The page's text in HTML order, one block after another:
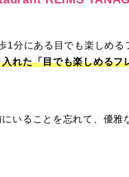
分にある目でも楽しめる
れた「目でも楽しめるフ
いることを忘れて、優雅